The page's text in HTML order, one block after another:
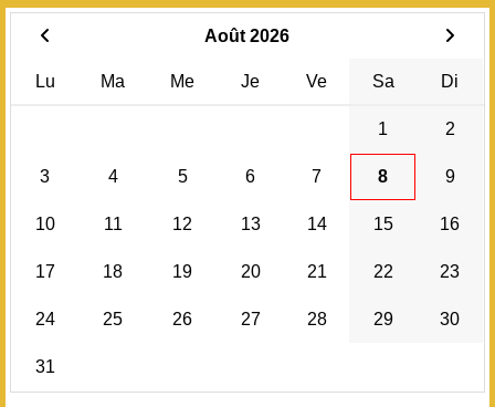
Août 2026
Lu Ma Me Je Ve Sa Di
1 2
3 4 5 6 7 8 9
10 11 12 13 14 15 16
17 18 19 20 21 22 23
24 25 26 27 28 29 30
31